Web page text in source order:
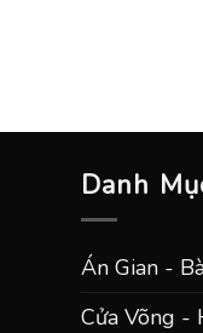
Danh
Án Gian -
Cửa Võng -